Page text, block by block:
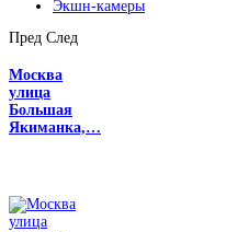
Экшн-камеры
Пред След
Москва
улица
Большая
Якиманка,…